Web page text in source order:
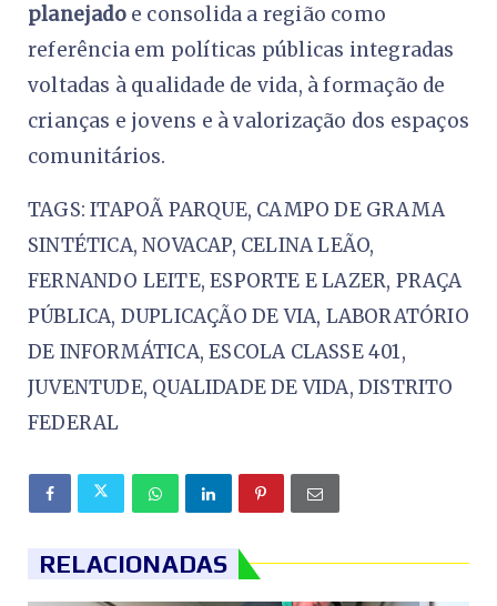
planejadoe consolida a região como
referência em políticas públicas integradas
voltadas à qualidade de vida, à formação de
crianças e jovens e à valorização dos espaços
comunitários.
TAGS: ITAPOÃ PARQUE, CAMPO DE GRAMA
SINTÉTICA, NOVACAP, CELINA LEÃO,
FERNANDO LEITE, ESPORTE E LAZER, PRAÇA
PÚBLICA, DUPLICAÇÃO DE VIA, LABORATÓRIO
DE INFORMÁTICA, ESCOLA CLASSE 401,
JUVENTUDE, QUALIDADE DE VIDA, DISTRITO
FEDERAL
RELACIONADAS